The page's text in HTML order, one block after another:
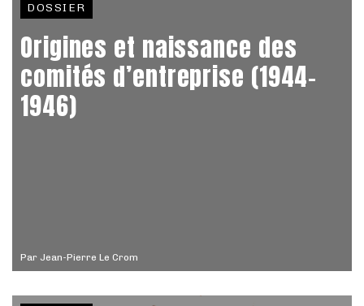
Par Jean-Pierre Le Crom
DOSSIER
Origines et naissance des
comités d’entreprise (1944-
1946)